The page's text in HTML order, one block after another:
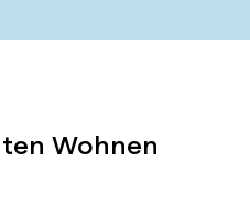
Wohnen